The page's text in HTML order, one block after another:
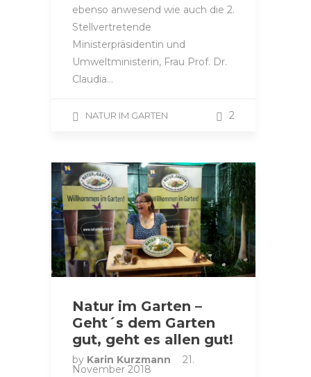
ebenso anwesend wie auch die 2.
Stellvertretende
Ministerpräsidentin und
Umweltministerin, Frau Prof. Dr.
Claudia…
NATUR IM GARTEN 2
Natur im Garten –
Geht´s dem Garten
gut, geht es allen gut!
by Karin Kurzmann 21.
November 2018